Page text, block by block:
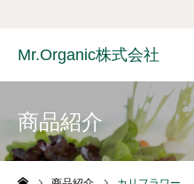
Mr.Organic株式会社
商品紹介